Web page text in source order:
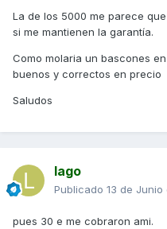
La de los 5000 me parece
si me mantienen la garantía.
Como molaria un bascones
buenos y correctos en precio
Saludos
lago
Publicado 13 de Junio
pues 30 e me cobraron ami.